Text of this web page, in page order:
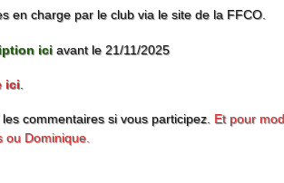
en charge par le club via le site de la FFCO.
iciavant le 21/11/2025
ici.
commentaires si vous participez. Et pour
ou Dominique.